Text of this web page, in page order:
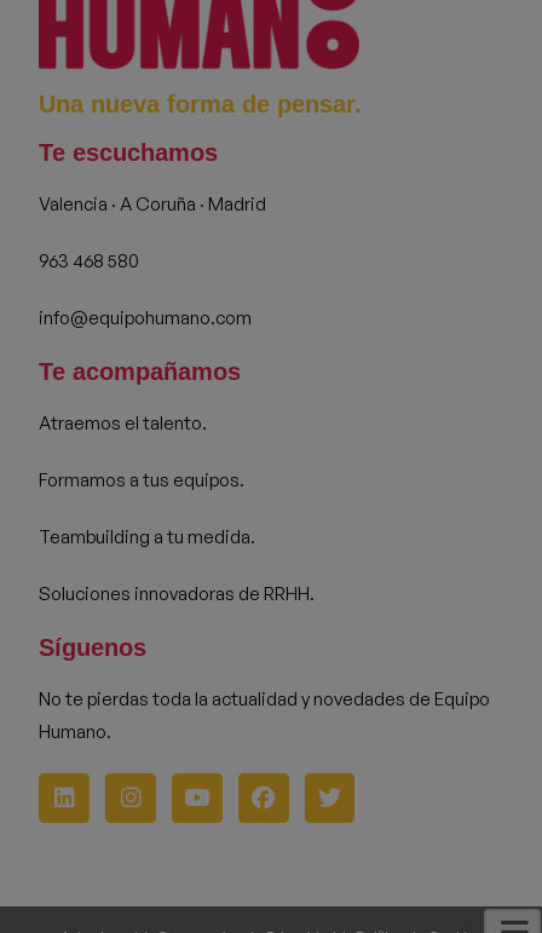
Una nueva forma de pensar.
Te escuchamos
Valencia · A Coruña · Madrid
963 468 580
info@equipohumano.com
Te acompañamos
Atraemos el talento.
Formamos a tus equipos.
Teambuilding a tu medida.
Soluciones innovadoras de RRHH.
Síguenos
No te pierdas toda la actualidad y novedades de Equipo
Humano.